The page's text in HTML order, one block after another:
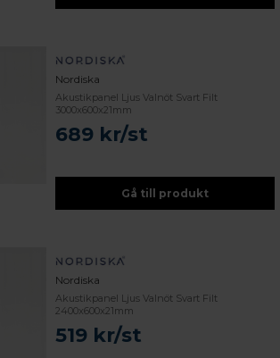
Nordiska
Akustikpanel Ljus Valnöt Svart Filt
3000x600x21mm
689 kr/st
Gå till produkt
Nordiska
Akustikpanel Ljus Valnöt Svart Filt
2400x600x21mm
519 kr/st